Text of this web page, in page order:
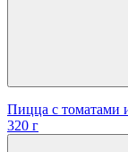
Пицца с томатами
320 г